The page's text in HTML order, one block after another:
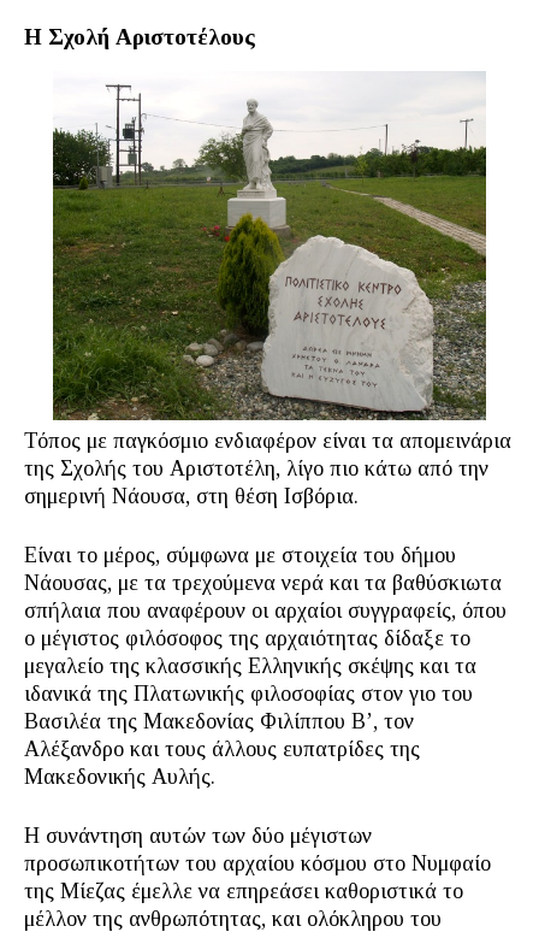
Η Σχολή Αριστοτέλους
Τόπος με παγκόσμιο ενδιαφέρον είναι τα απομεινάρια
της Σχολής του Αριστοτέλη, λίγο πιο κάτω από την
σημερινή Νάουσα, στη θέση Ισβόρια.
Είναι το μέρος, σύμφωνα με στοιχεία του δήμου
Νάουσας, με τα τρεχούμενα νερά και τα βαθύσκιωτα
σπήλαια που αναφέρουν οι αρχαίοι συγγραφείς, όπου
ο μέγιστος φιλόσοφος της αρχαιότητας δίδαξε το
μεγαλείο της κλασσικής Ελληνικής σκέψης και τα
ιδανικά της Πλατωνικής φιλοσοφίας στον γιο του
Βασιλέα της Μακεδονίας Φιλίππου Β’, τον
Αλέξανδρο και τους άλλους ευπατρίδες της
Μακεδονικής Αυλής.
Η συνάντηση αυτών των δύο μέγιστων
προσωπικοτήτων του αρχαίου κόσμου στο Νυμφαίο
της Μίεζας έμελλε να επηρεάσει καθοριστικά το
μέλλον της ανθρωπότητας, και ολόκληρου του